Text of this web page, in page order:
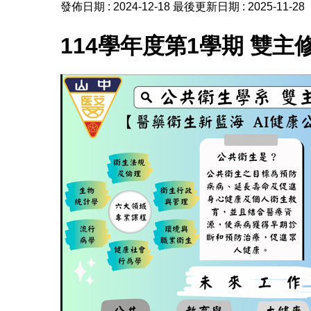
發佈日期 : 2024-12-18 最後更新日期 : 2025-11-28
114學年度第1學期 雙主